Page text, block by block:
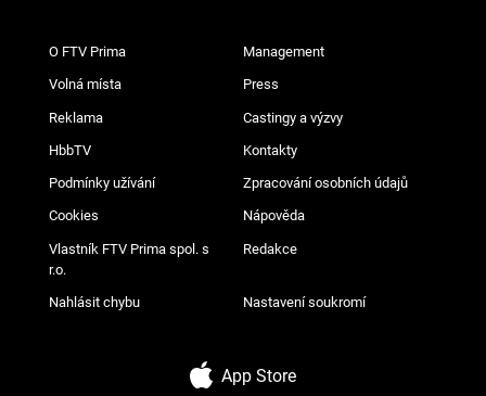
O FTV Prima Management
Volná místa Press
Reklama Castingy a výzvy
HbbTV Kontakty
Podmínky užívání Zpracování osobních údajů
Cookies Nápověda
Vlastník FTV Prima spol. s
r.o.
Redakce
Nahlásit chybu Nastavení soukromí
App Store